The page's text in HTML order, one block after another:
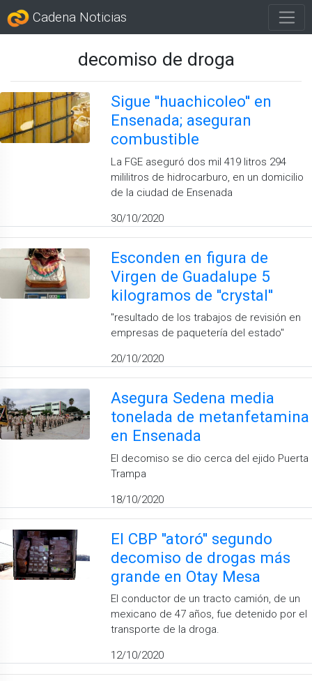
Cadena Noticias
decomiso de droga
Sigue ''huachicoleo'' en
Ensenada; aseguran
combustible
La FGE aseguró dos mil 419 litros 294
mililitros de hidrocarburo, en un domicilio
de la ciudad de Ensenada
30/10/2020
Esconden en figura de
Virgen de Guadalupe 5
kilogramos de ''crystal''
''resultado de los trabajos de revisión en
empresas de paquetería del estado''
20/10/2020
Asegura Sedena media
tonelada de metanfetamina
en Ensenada
El decomiso se dio cerca del ejido Puerta
Trampa
18/10/2020
El CBP ''atoró'' segundo
decomiso de drogas más
grande en Otay Mesa
El conductor de un tracto camión, de un
mexicano de 47 años, fue detenido por el
transporte de la droga.
12/10/2020